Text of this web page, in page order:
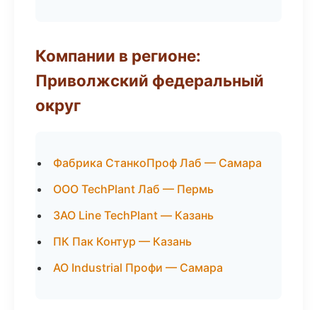
Компании в регионе:
Приволжский федеральный
округ
Фабрика СтанкоПроф Лаб — Самара
ООО TechPlant Лаб — Пермь
ЗАО Line TechPlant — Казань
ПК Пак Контур — Казань
АО Industrial Профи — Самара